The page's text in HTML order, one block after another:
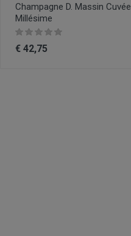
Champagne D. Massin Cuvée
Millésime
€ 42,75